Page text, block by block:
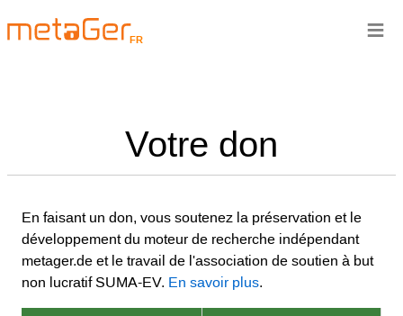
FR
Votre don
En faisant un don, vous soutenez la préservation et le
développement du moteur de recherche indépendant
metager.de et le travail de l'association de soutien à but
non lucratif SUMA-EV. En savoir plus.
≡